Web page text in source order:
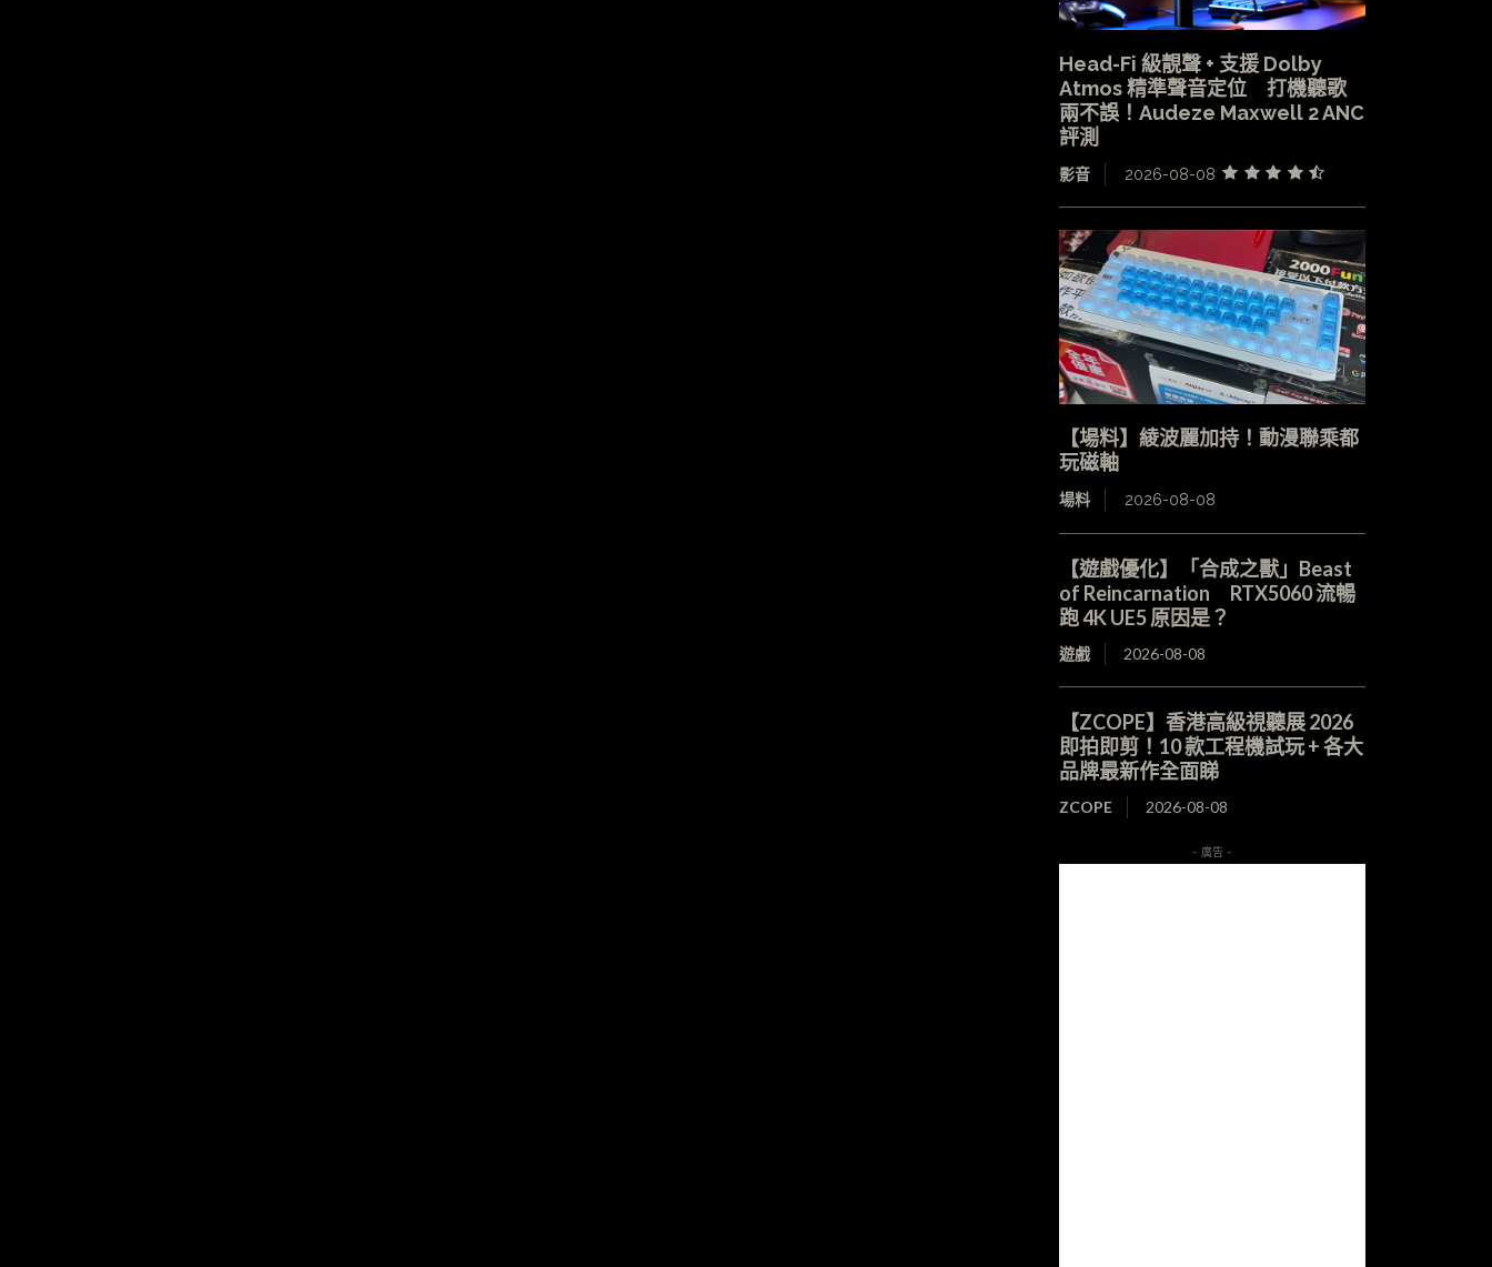
Head-Fi 級靚聲 + 支援 Dolby
Atmos 精準聲音定位 打機聽歌
兩不誤！Audeze Maxwell 2 ANC
評測
影音 2026-08-08
【場料】綾波麗加持！動漫聯乘都
玩磁軸
場料 2026-08-08
【遊戲優化】「合成之獸」Beast
of Reincarnation RTX5060 流暢
跑 4K UE5 原因是？
遊戲 2026-08-08
【ZCOPE】香港高級視聽展 2026
即拍即剪！10 款工程機試玩 + 各大
品牌最新作全面睇
ZCOPE 2026-08-08
- 廣告 -